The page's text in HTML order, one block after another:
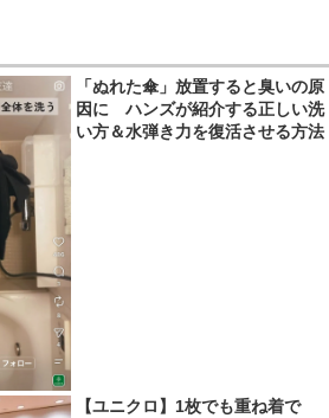
「ぬれた傘」放置すると臭いの原
因に ハンズが紹介する正しい洗
い方＆水弾き力を復活させる方法
【ユニクロ】1枚でも重ね着で